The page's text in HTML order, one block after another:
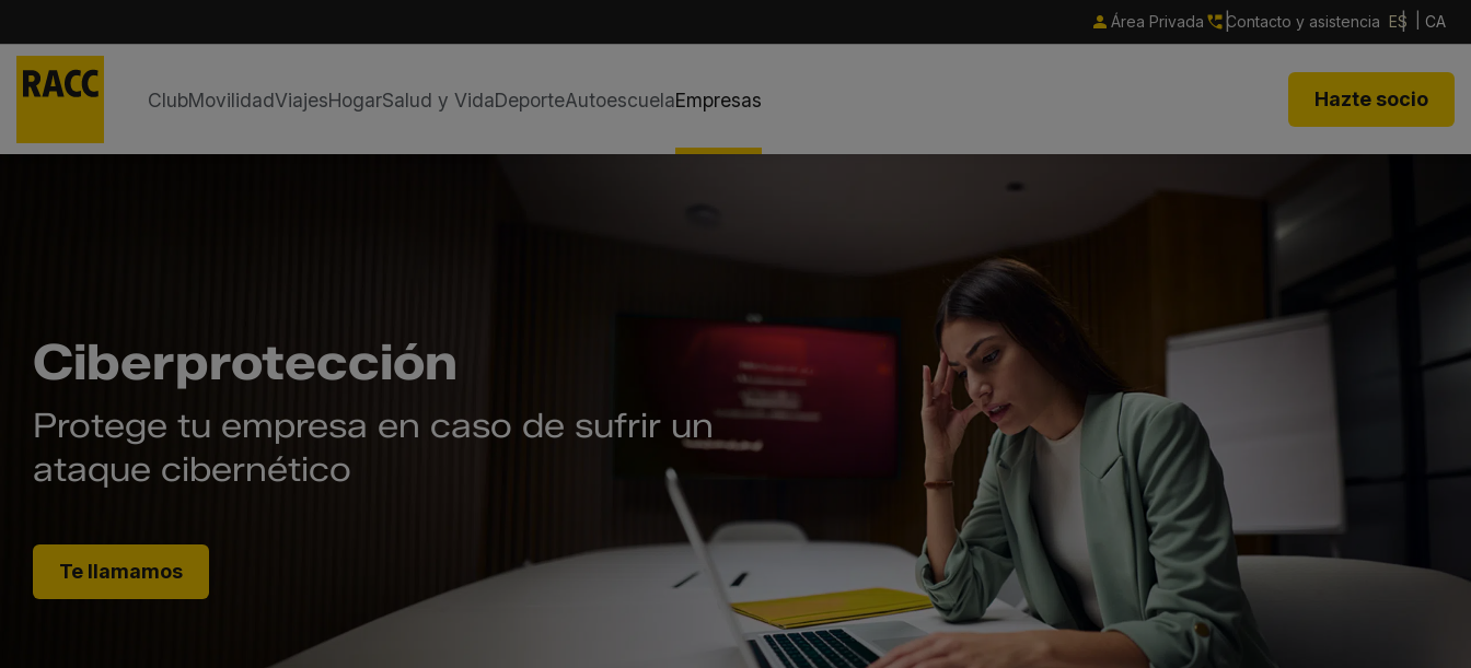
Área Privada Contacto y asistencia ES CA
ClubMovilidadViajesHogarSalud y VidaDeporteAutoescuelaEmpresas Hazte socio
Ciberprotección
Protege tu empresa en caso de sufrir un
ataque cibernético
Te llamamos